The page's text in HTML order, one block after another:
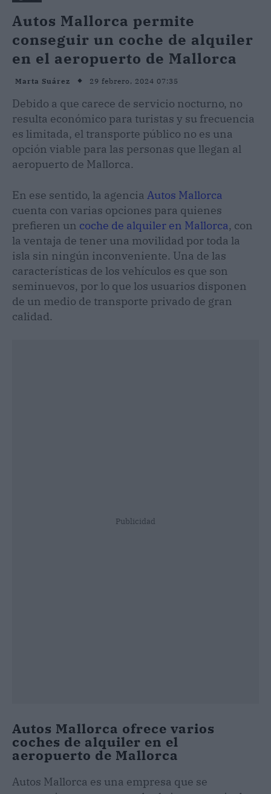
Autos Mallorca permite
conseguir un coche de alquiler
en el aeropuerto de Mallorca
Marta Suárez 29 febrero, 2024 07:35
Debido a que carece de servicio nocturno, no
resulta económico para turistas y su frecuencia
es limitada, el transporte público no es una
opción viable para las personas que llegan al
aeropuerto de Mallorca.
En ese sentido, la agencia Autos Mallorca
cuenta con varias opciones para quienes
prefieren un coche de alquiler en Mallorca, con
la ventaja de tener una movilidad por toda la
isla sin ningún inconveniente. Una de las
características de los vehículos es que son
seminuevos, por lo que los usuarios disponen
de un medio de transporte privado de gran
calidad.
Publicidad
Autos Mallorca ofrece varios
coches de alquiler en el
aeropuerto de Mallorca
Autos Mallorca es una empresa que se